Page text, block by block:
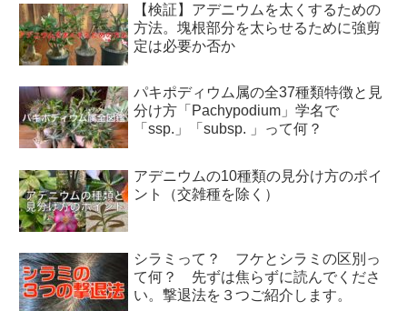
【検証】アデニウムを太くするための
方法。塊根部分を太らせるために強剪
定は必要か否か
パキポディウム属の全37種類特徴と見
分け方「Pachypodium」学名で
「ssp.」「subsp. 」って何？
アデニウムの10種類の見分け方のポイ
ント（交雑種を除く）
シラミって？ フケとシラミの区別っ
て何？ 先ずは焦らずに読んでくださ
い。撃退法を３つご紹介します。